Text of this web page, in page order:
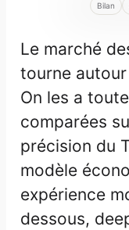
Le marché
tourne
On les a
comparées
précision du
modèle
expérience
dessous,
Bilan